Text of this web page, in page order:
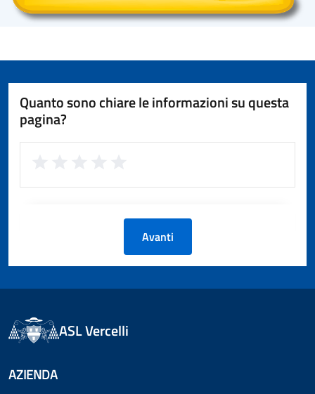
Quanto sono chiare le informazioni su questa
pagina?
Avanti
ASL Vercelli
AZIENDA